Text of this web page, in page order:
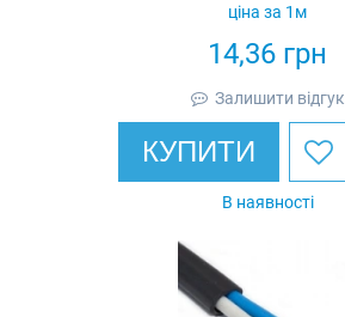
14,36 грн
ціна за 1м
Залишити відгук
КУПИТИ
В наявності